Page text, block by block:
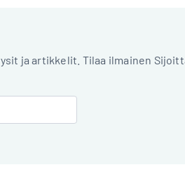
ja artikkelit. Tilaa ilmainen